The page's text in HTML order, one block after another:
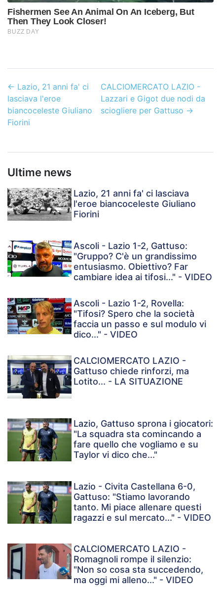
← Lazio, 21 anni fa' ci
lasciava l'eroe
biancoceleste Giuliano
Fiorini
CALCIOMERCATO LAZIO -
Lazzari e Gigot due nodi da
sciogliere per Gattuso →
Ultime news
Lazio, 21 anni fa' ci lasciava
l'eroe biancoceleste Giuliano
Fiorini
Ascoli - Lazio 1-2, Gattuso:
"Gruppo? C'è un grandissimo
entusiasmo. Obiettivo? Far
cambiare idea ai tifosi..." - VIDEO
Ascoli - Lazio 1-2, Rovella:
"Tifosi? Spero che la società
faccia un passo e sul modulo vi
dico..." - VIDEO
CALCIOMERCATO LAZIO -
Gattuso chiede rinforzi, ma
Lotito... - LA SITUAZIONE
Lazio, Gattuso sprona i giocatori:
"La squadra sta comincando a
fare quello che vogliamo e su
Taylor vi dico che..."
Lazio - Civita Castellana 6-0,
Gattuso: "Stiamo lavorando
tanto. Mi piace allenare questi
ragazzi e sul mercato..." - VIDEO
CALCIOMERCATO LAZIO -
Romagnoli rompe il silenzio:
"Non so cosa sta succedendo,
ma oggi mi alleno..." - VIDEO